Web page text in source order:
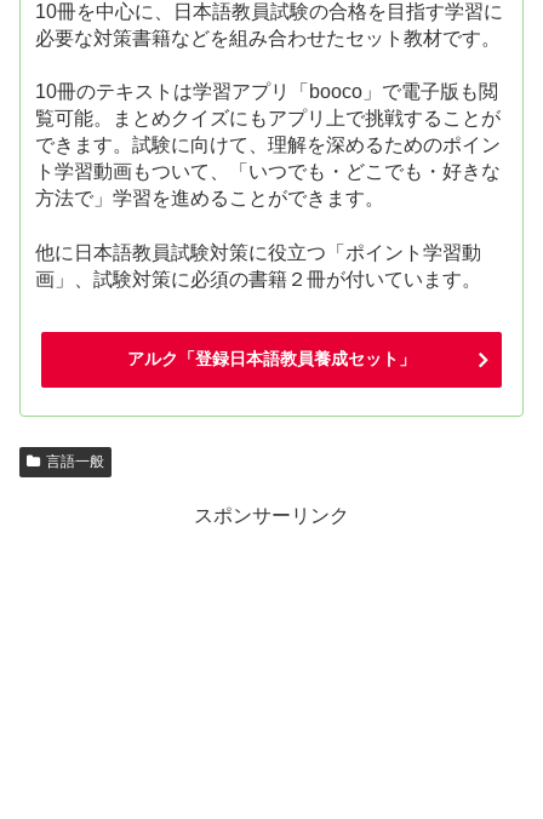
10冊を中心に、日本語教員試験の合格を目指す学習に
必要な対策書籍などを組み合わせたセット教材です。
10冊のテキストは学習アプリ「booco」で電子版も閲
覧可能。まとめクイズにもアプリ上で挑戦することが
できます。試験に向けて、理解を深めるためのポイン
ト学習動画もついて、「いつでも・どこでも・好きな
方法で」学習を進めることができます。
他に日本語教員試験対策に役立つ「ポイント学習動
画」、試験対策に必須の書籍２冊が付いています。
アルク「登録日本語教員養成セット」
言語一般
スポンサーリンク